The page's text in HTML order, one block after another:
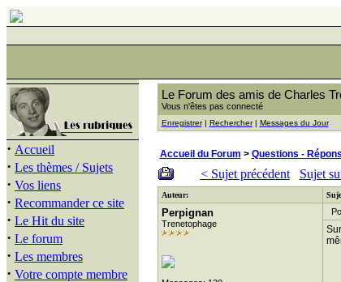
· Accueil
· Les thèmes / Sujets
· Vos liens
· Recommander ce site
· Le Hit du site
· Le forum
· Les membres
· Votre compte membre
Le Forum des amis de Charles
Vous n'êtes pas connecté
Enregistrer| Rechercher| Messages du Jour
Accueil du Forum > Questions -
< Sujet précédent Sujet
Auteur:
Perpignan
Trenetophage